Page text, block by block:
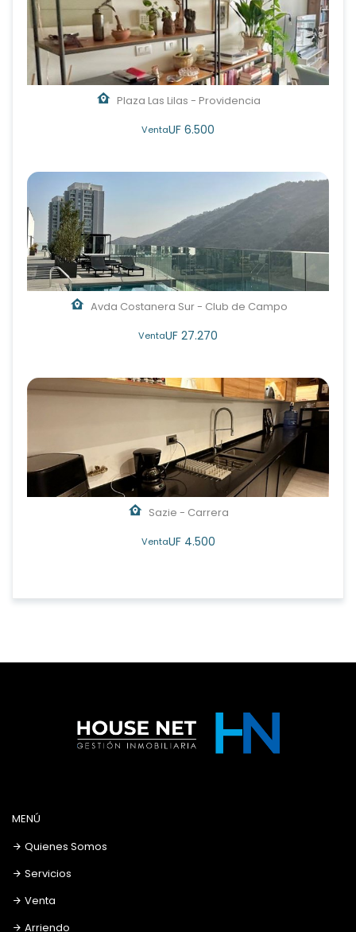
Plaza Las Lilas - Providencia
VentaUF 6.500
Avda Costanera Sur - Club de Campo
VentaUF 27.270
Sazie - Carrera
VentaUF 4.500
MENÚ
Quienes Somos
Servicios
Venta
Arriendo